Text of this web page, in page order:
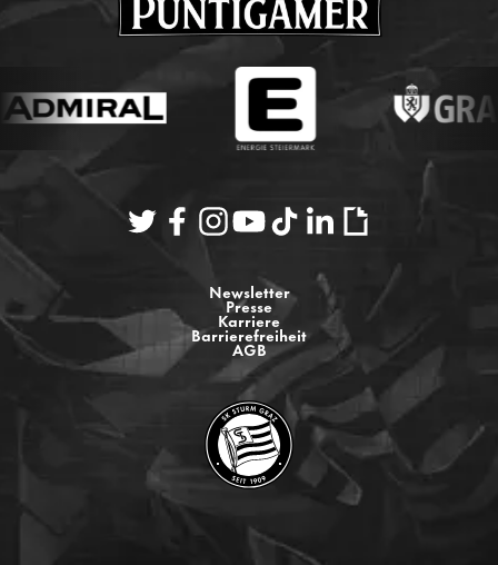
Newsletter
Presse
Karriere
Barrierefreiheit
AGB